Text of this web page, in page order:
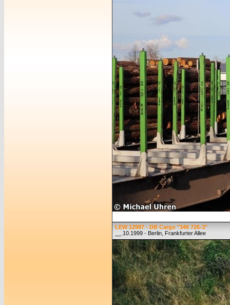
LEW 12987 - DB Cargo "346 726-3"
__.10.1999 - Berlin, Frankfurter Allee